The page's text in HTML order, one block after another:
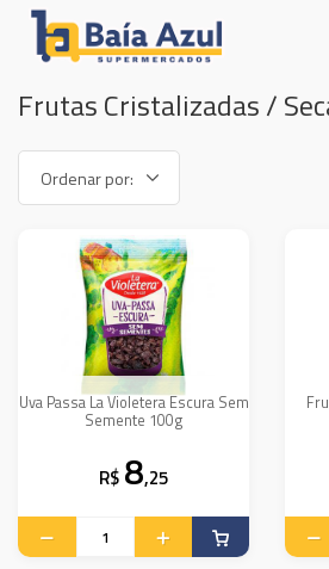
Frutas Cristalizadas /
Uva Passa La Violetera Escura Sem
Semente 100g
R$ 8,25